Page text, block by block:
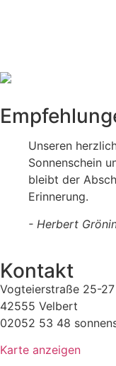
Unseren
Sonnenschein
bleibt der
Erinnerung.
- Herbert
Kontakt
Vogteierstraße 25-27
42555 Velbert
02052 53 48
Karte anzeigen